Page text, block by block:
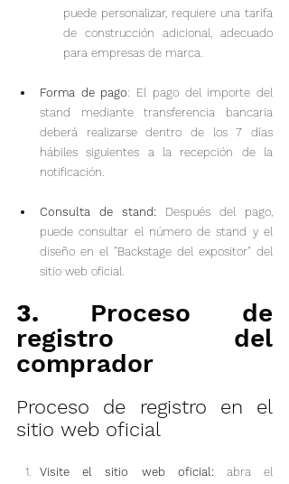
puede personalizar, requiere una tarifa
de construcción adicional, adecuado
para empresas de marca.
Forma de pago: El pago del importe del
stand mediante transferencia bancaria
deberá realizarse dentro de los 7 días
hábiles siguientes a la recepción de la
notificación.
Consulta de stand: Después del pago,
puede consultar el número de stand y el
diseño en el "Backstage del expositor" del
sitio web oficial.
3. Proceso de
registro del
comprador
Proceso de registro en el
sitio web oficial
Visite el sitio web oficial: abra el